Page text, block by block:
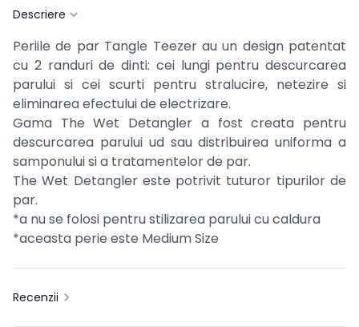
Descriere
Periile de par Tangle Teezer au un design patentat
cu 2 randuri de dinti: cei lungi pentru descurcarea
parului si cei scurti pentru stralucire, netezire si
eliminarea efectului de electrizare.
Gama The Wet Detangler a fost creata pentru
descurcarea parului ud sau distribuirea uniforma a
samponului si a tratamentelor de par.
The Wet Detangler este potrivit tuturor tipurilor de
par.
*a nu se folosi pentru stilizarea parului cu caldura
*aceasta perie este Medium Size
Recenzii